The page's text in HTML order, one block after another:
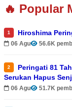
🔥 Popular
1 Hiroshima
06 Agu 56.6K
2
Peringati 81
Serukan Hapus
06 Agu 51.7K